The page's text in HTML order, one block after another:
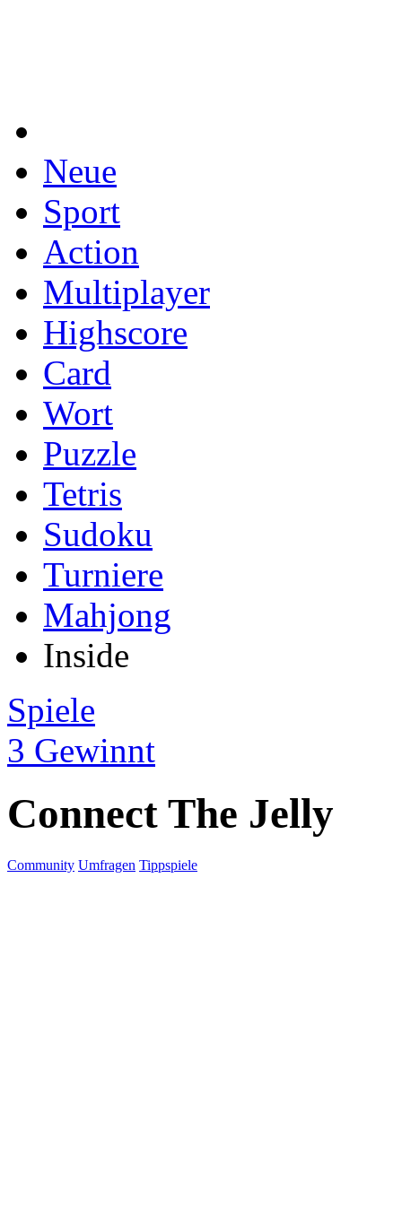
Neue
Sport
Action
Multiplayer
Highscore
Card
Wort
Puzzle
Tetris
Sudoku
Turniere
Mahjong
Inside
Spiele
3 Gewinnt
Connect The Jelly
Community Umfragen Tippspiele